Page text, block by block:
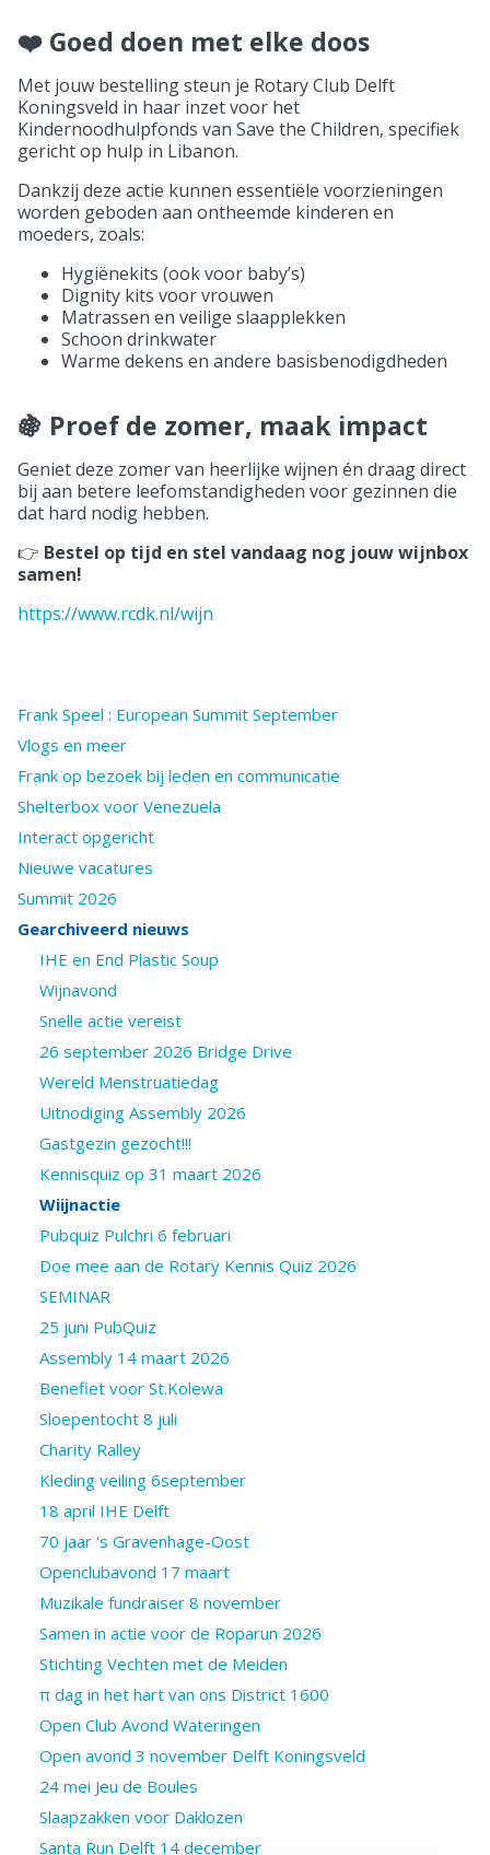
❤️ Goed doen met elke doos
Met jouw bestelling steun je Rotary Club Delft
Koningsveld in haar inzet voor het
Kindernoodhulpfonds van Save the Children, specifiek
gericht op hulp in Libanon.
Dankzij deze actie kunnen essentiële voorzieningen
worden geboden aan ontheemde kinderen en
moeders, zoals:
Hygiënekits (ook voor baby’s)
Dignity kits voor vrouwen
Matrassen en veilige slaapplekken
Schoon drinkwater
Warme dekens en andere basisbenodigdheden
🍇 Proef de zomer, maak impact
Geniet deze zomer van heerlijke wijnen én draag direct
bij aan betere leefomstandigheden voor gezinnen die
dat hard nodig hebben.
👉 Bestel op tijd en stel vandaag nog jouw wijnbox
samen!
https://www.rcdk.nl/wijn
Frank Speel : European Summit September
Vlogs en meer
Frank op bezoek bij leden en communicatie
Shelterbox voor Venezuela
Interact opgericht
Nieuwe vacatures
Summit 2026
Gearchiveerd nieuws
IHE en End Plastic Soup
Wijnavond
Snelle actie vereist
26 september 2026 Bridge Drive
Wereld Menstruatiedag
Uitnodiging Assembly 2026
Gastgezin gezocht!!!
Kennisquiz op 31 maart 2026
Wiijnactie
Pubquiz Pulchri 6 februari
Doe mee aan de Rotary Kennis Quiz 2026
SEMINAR
25 juni PubQuiz
Assembly 14 maart 2026
Benefiet voor St.Kolewa
Sloepentocht 8 juli
Charity Ralley
Kleding veiling 6september
18 april IHE Delft
70 jaar 's Gravenhage-Oost
Openclubavond 17 maart
Muzikale fundraiser 8 november
Samen in actie voor de Roparun 2026
Stichting Vechten met de Meiden
π dag in het hart van ons District 1600
Open Club Avond Wateringen
Open avond 3 november Delft Koningsveld
24 mei Jeu de Boules
Slaapzakken voor Daklozen
Santa Run Delft 14 december